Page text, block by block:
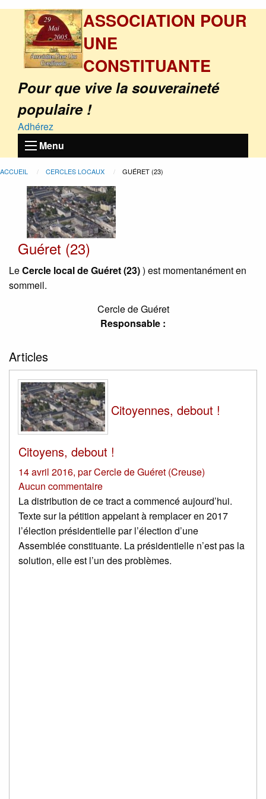
ASSOCIATION POUR
UNE
CONSTITUANTE
Pour que vive la souveraineté
populaire !
Adhérez
Menu
ACCUEIL CERCLES LOCAUX GUÉRET (23)
Guéret (23)
LeCercle local de Guéret (23)) est momentanément en
sommeil.
Cercle de Guéret
Responsable :
Articles
Citoyennes, debout !
Citoyens, debout !
14 avril 2016, parCercle de Guéret (Creuse)
Aucun commentaire
La distribution de ce tract a commencé aujourd’hui.
Texte sur la pétition appelant à remplacer en 2017
l’élection présidentielle par l’élection d’une
Assemblée constituante. La présidentielle n’est pas la
solution, elle est l’un des problèmes.